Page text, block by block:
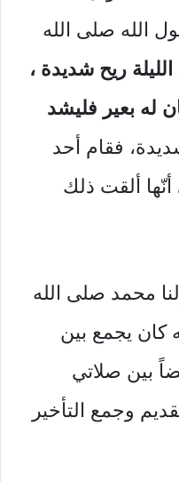
الله صلى الله
ريح شديدة ،
له بعير فليشد
فقام أحد
ألقت ذلك
محمد صلى الله
كان يجمع بين
بين صلاتي
وجمع التأخير